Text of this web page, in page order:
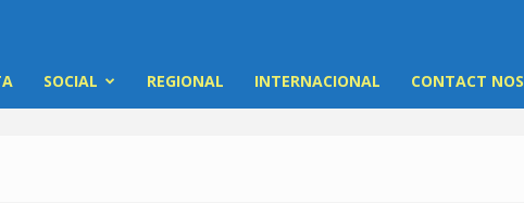
SOCIAL REGIONAL INTERNACIONAL CONTACT NOS